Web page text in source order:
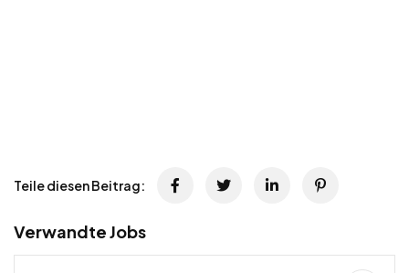
Teile diesen Beitrag:
Verwandte Jobs